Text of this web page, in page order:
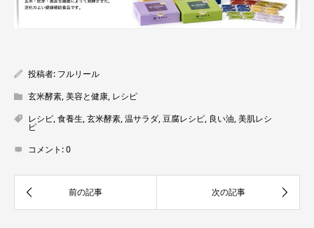
投稿者: フルリール
玄米酵素,美容と健康, レシピ
レシピ,食養生,玄米酵素,温サラダ,豆腐レシピ, 良い油,美肌レシ
ピ
コメント:0